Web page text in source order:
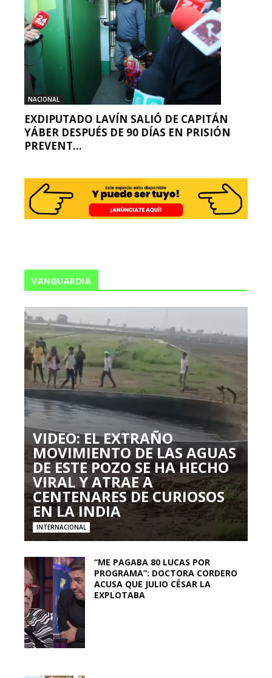
NACIONAL
EXDIPUTADO LAVÍN SALIÓ DE CAPITÁN
YÁBER DESPUÉS DE 90 DÍAS EN PRISIÓN
PREVENT...
VANGUARDIA
VIDEO: EL EXTRAÑO
MOVIMIENTO DE LAS AGUAS
DE ESTE POZO SE HA HECHO
VIRAL Y ATRAE A
CENTENARES DE CURIOSOS
EN LA INDIA
INTERNACIONAL
“ME PAGABA 80 LUCAS POR
PROGRAMA”: DOCTORA CORDERO
ACUSA QUE JULIO CÉSAR LA
EXPLOTABA